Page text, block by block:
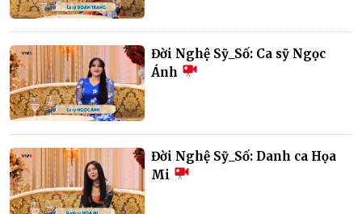
Đời Nghệ Sỹ_Số: Ca sỹ Ngọc
Ánh
Đời Nghệ Sỹ_Số: Danh ca Họa
Mi